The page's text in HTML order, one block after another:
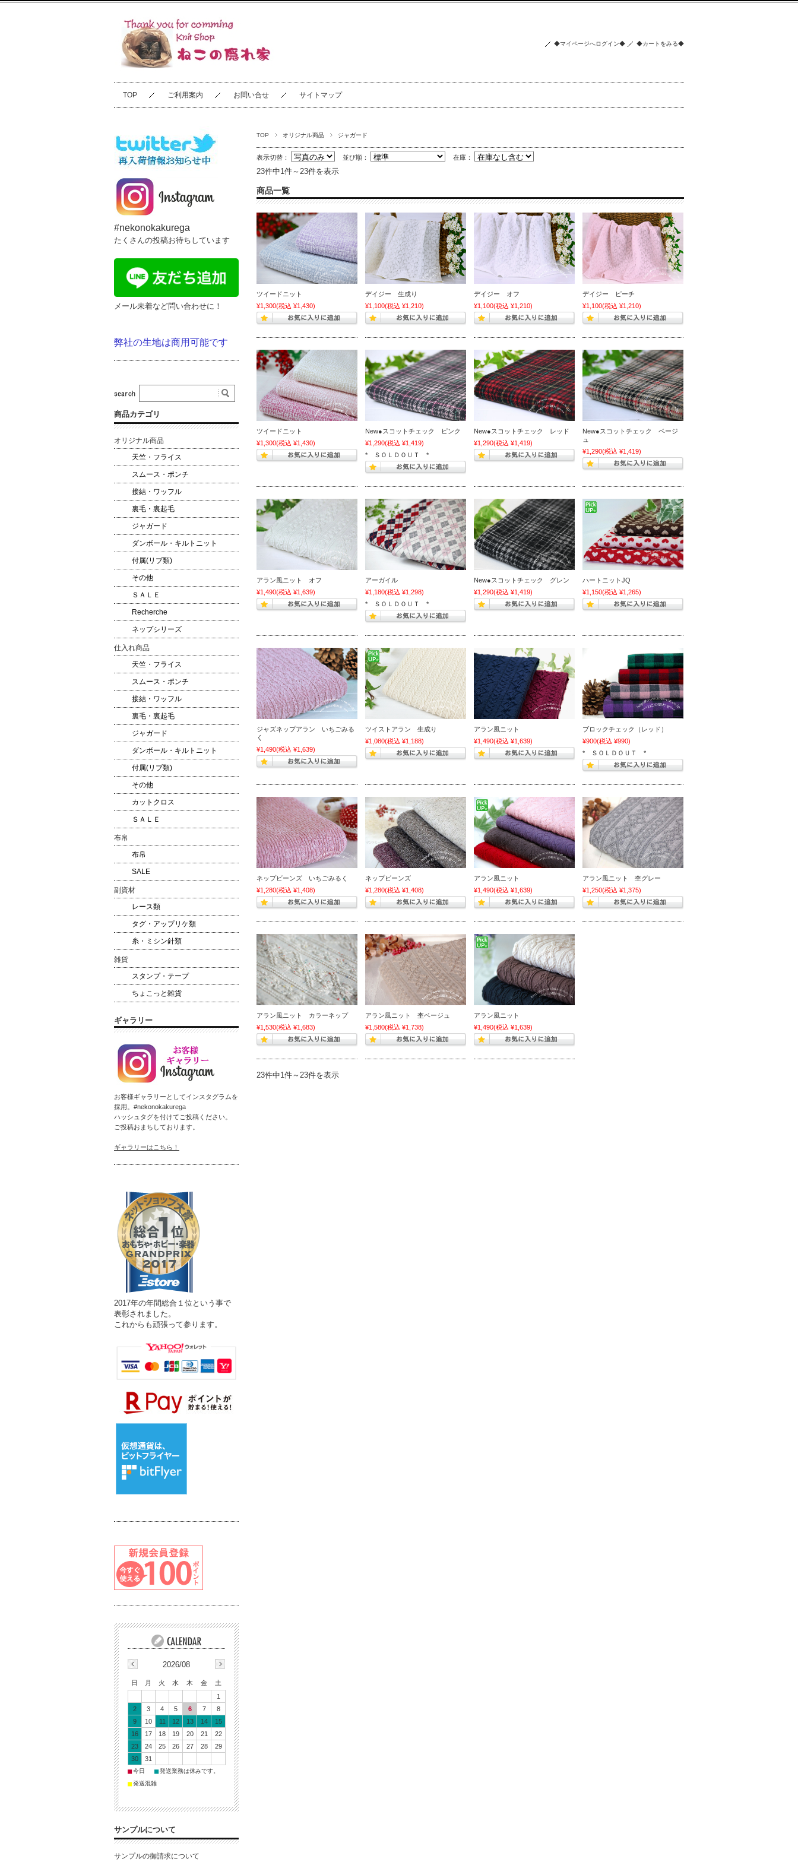
◆マイページへログイン◆ ◆カートをみる◆
TOP ご利用案内 お問い合せ サイトマップ
TOP オリジナル商品 ジャガード
表示切替： 並び順： 在庫：
23件中1件～23件を表示
商品一覧
ツイードニット
¥1,300(税込 ¥1,430)
デイジー 生成り
¥1,100(税込 ¥1,210)
デイジー オフ
¥1,100(税込 ¥1,210)
デイジー ピーチ
¥1,100(税込 ¥1,210)
ツイードニット
¥1,300(税込 ¥1,430)
New●スコットチェック ピンク
¥1,290(税込 ¥1,419)
* ＳＯＬＤＯＵＴ *
New●スコットチェック レッド
¥1,290(税込 ¥1,419)
New●スコットチェック ベージ
ュ
¥1,290(税込 ¥1,419)
アラン風ニット オフ
¥1,490(税込 ¥1,639)
アーガイル
¥1,180(税込 ¥1,298)
* ＳＯＬＤＯＵＴ *
New●スコットチェック グレン
¥1,290(税込 ¥1,419)
ハートニットJQ
¥1,150(税込 ¥1,265)
ジャズネップアラン いちごみる
く
¥1,490(税込 ¥1,639)
ツイストアラン 生成り
¥1,080(税込 ¥1,188)
アラン風ニット
¥1,490(税込 ¥1,639)
ブロックチェック（レッド）
¥900(税込 ¥990)
* ＳＯＬＤＯＵＴ *
ネップビーンズ いちごみるく
¥1,280(税込 ¥1,408)
ネップビーンズ
¥1,280(税込 ¥1,408)
アラン風ニット
¥1,490(税込 ¥1,639)
アラン風ニット 杢グレー
¥1,250(税込 ¥1,375)
アラン風ニット カラーネップ
¥1,530(税込 ¥1,683)
アラン風ニット 杢ベージュ
¥1,580(税込 ¥1,738)
アラン風ニット
¥1,490(税込 ¥1,639)
23件中1件～23件を表示
#nekonokakurega
たくさんの投稿お待ちしています
メール未着など問い合わせに！
弊社の生地は商用可能です
商品カテゴリ
オリジナル商品
天竺・フライス
スムース・ポンチ
接結・ワッフル
裏毛・裏起毛
ジャガード
ダンボール・キルトニット
付属(リブ類)
その他
ＳＡＬＥ
Recherche
ネップシリーズ
仕入れ商品
天竺・フライス
スムース・ポンチ
接結・ワッフル
裏毛・裏起毛
ジャガード
ダンボール・キルトニット
付属(リブ類)
その他
カットクロス
ＳＡＬＥ
布帛
布帛
SALE
副資材
レース類
タグ・アップリケ類
糸・ミシン針類
雑貨
スタンプ・テープ
ちょこっと雑貨
ギャラリー
お客様ギャラリーとしてインスタグラムを
採用。#nekonokakurega
ハッシュタグを付けてご投稿ください。
ご投稿おまちしております。
ギャラリーはこちら！
2017年の年間総合１位という事で
表彰されました。
これからも頑張って参ります。
2026/08
日 月 火 水 木 金
土
1
2
3 4 5 6 7
8
9
10 11 12 13 14
15
16
17 18 19 20 21
22
23
24 25 26 27 28
29
30
31
■今日 ■発送業務は休みです。
■発送混雑
サンプルについて
サンプルの御請求について